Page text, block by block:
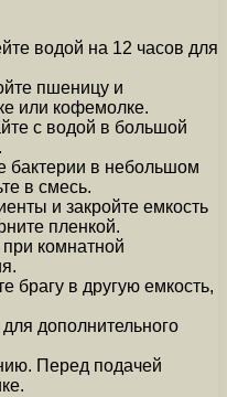
водой на 12 часов для
пшеницу и
или кофемолке.
с водой в большой
бактерии в небольшом
в смесь.
и закройте емкость
пленкой.
комнатной
брагу в другую емкость,
дополнительного
Перед подачей